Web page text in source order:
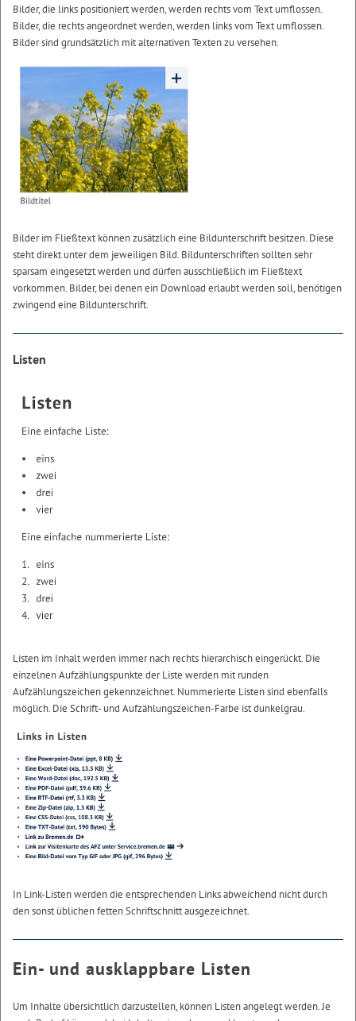
Bilder, die links positioniert werden, werden rechts vom Text umflossen.
Bilder, die rechts angeordnet werden, werden links vom Text umflossen.
Bilder sind grundsätzlich mit alternativen Texten zu versehen.
Bilder im Fließtext können zusätzlich eine Bildunterschrift besitzen. Diese
steht direkt unter dem jeweiligen Bild. Bildunterschriften sollten sehr
sparsam eingesetzt werden und dürfen ausschließlich im Fließtext
vorkommen. Bilder, bei denen ein Download erlaubt werden soll, benötigen
zwingend eine Bildunterschrift.
Listen
Listen im Inhalt werden immer nach rechts hierarchisch eingerückt. Die
einzelnen Aufzählungspunkte der Liste werden mit runden
Aufzählungszeichen gekennzeichnet. Nummerierte Listen sind ebenfalls
möglich. Die Schrift- und Aufzählungszeichen-Farbe ist dunkelgrau.
In Link-Listen werden die entsprechenden Links abweichend nicht durch
den sonst üblichen fetten Schriftschnitt ausgezeichnet.
Ein- und ausklappbare Listen
Um Inhalte übersichtlich darzustellen, können Listen angelegt werden. Je